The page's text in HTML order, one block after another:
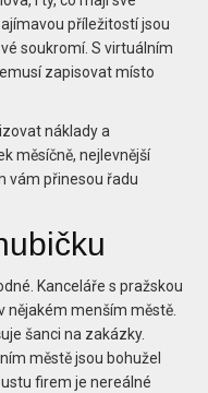
příležitostí jsou
soukromí. S virtuálním
zapisovat místo
náklady a
měsíčně, nejlevnější
vám přinesou řadu
Kanceláře s pražskou
nějakém menším městě.
šanci na zakázky.
městě jsou bohužel
firem je nereálné